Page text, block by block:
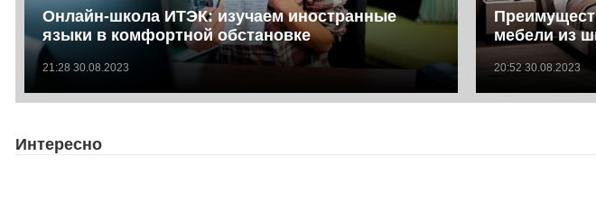
Онлайн-школа ИТЭК: изучаем иностранные
языки в комфортной обстановке
21:28 30.08.2023
мебели из
20:52 30.08.2023
Интересно